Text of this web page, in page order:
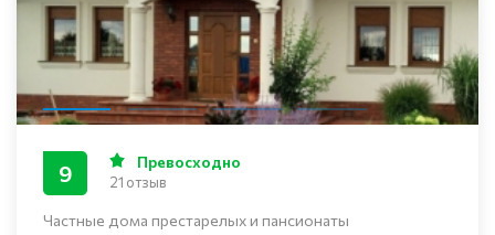
Частные дома престарелых и пансионаты
9 Превосходно
21 отзыв